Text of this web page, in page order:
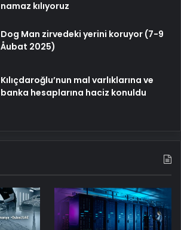
namaz kılıyoruz
Dog Man zirvedeki yerini koruyor (7-9
Åubat 2025)
Kılıçdaroğlu’nun mal varlıklarına ve
banka hesaplarına haciz konuldu